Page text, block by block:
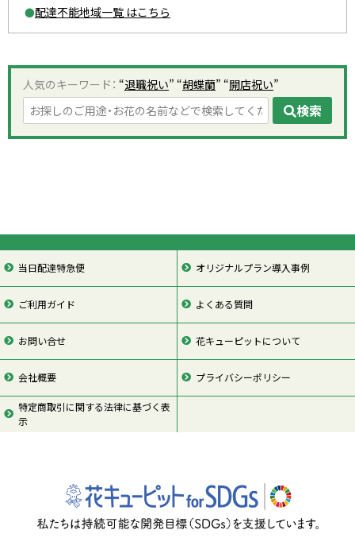
●配達不能地域一覧 はこちら
人気のキーワード： “退職祝い” “胡蝶蘭” “開店祝い”
検索
当日配達特急便 オリジナルプラン導入事例
ご利用ガイド よくある質問
お問い合せ 花キューピットについて
会社概要 プライバシーポリシー
特定商取引に関する法律に基づく表
示
ページの先頭